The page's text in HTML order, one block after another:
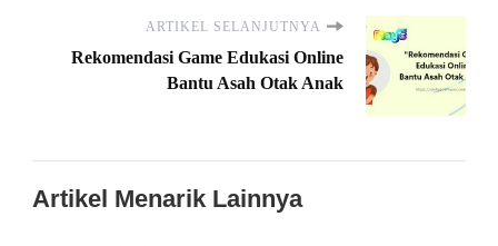
ARTIKEL SELANJUTNYA
Rekomendasi Game Edukasi Online
Bantu Asah Otak Anak
Artikel Menarik Lainnya